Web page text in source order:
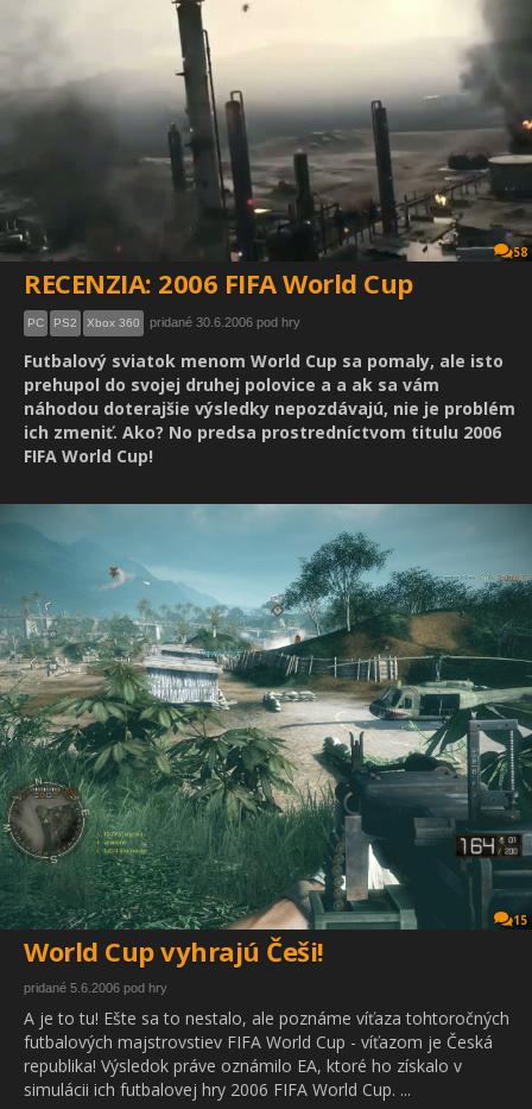
58
RECENZIA: 2006 FIFA World Cup
PC PS2 Xbox 360 pridané 30.6.2006 pod hry
Futbalový sviatok menom World Cup sa pomaly, ale isto
prehupol do svojej druhej polovice a a ak sa vám
náhodou doterajšie výsledky nepozdávajú, nie je problém
ich zmeniť. Ako? No predsa prostredníctvom titulu 2006
FIFA World Cup!
15
World Cup vyhrajú Češi!
pridané 5.6.2006 pod hry
A je to tu! Ešte sa to nestalo, ale poznáme víťaza tohtoročných
futbalových majstrovstiev FIFA World Cup - víťazom je Česká
republika! Výsledok práve oznámilo EA, ktoré ho získalo v
simulácii ich futbalovej hry 2006 FIFA World Cup. ...